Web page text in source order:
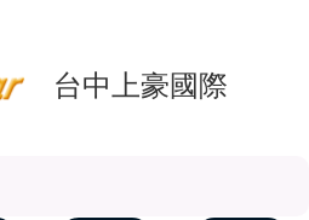
台中上豪國際